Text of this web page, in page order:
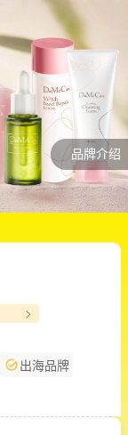
品牌介绍
出海品牌